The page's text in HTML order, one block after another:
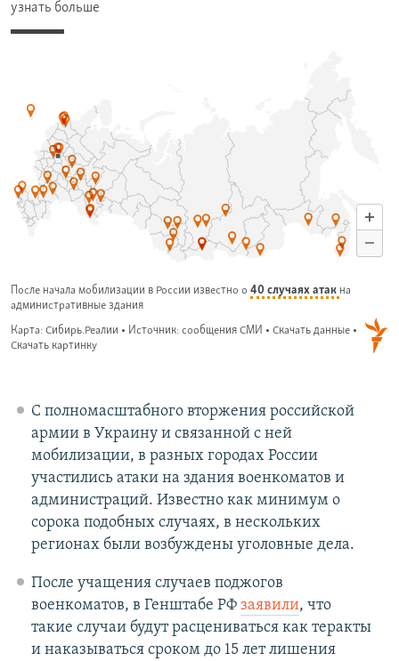
С полномасштабного вторжения российской
армии в Украину и связанной с ней
мобилизации, в разных городах России
участились атаки на здания военкоматов и
администраций. Известно как минимум о
сорока подобных случаях, в нескольких
регионах были возбуждены уголовные дела.
После учащения случаев поджогов
военкоматов, в Генштабе РФ заявили, что
такие случаи будут расцениваться как теракты
и наказываться сроком до 15 лет лишения